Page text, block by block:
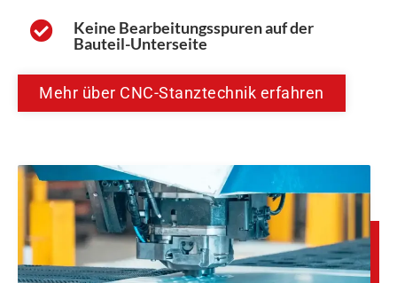
Keine Bearbeitungsspuren auf der
Bauteil-Unterseite
Mehr über CNC-Stanztechnik erfahren